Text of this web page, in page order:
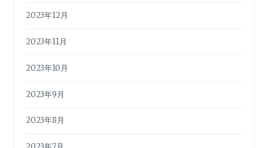
2023年12月
2023年11月
2023年10月
2023年9月
2023年8月